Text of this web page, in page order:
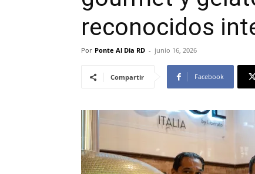
reconocidos
Por Ponte Al Dia RD - junio 16, 2026
Compartir Facebook